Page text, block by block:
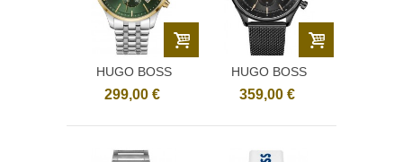
HUGO BOSS
1514159
299,00 €
HUGO BOSS
1514065
359,00 €